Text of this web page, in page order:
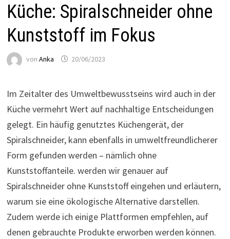
Küche: Spiralschneider ohne
Kunststoff im Fokus
von Anka 20/06/2023
Im Zeitalter des Umweltbewusstseins wird auch in der
Küche vermehrt Wert auf nachhaltige Entscheidungen
gelegt. Ein häufig genutztes Küchengerät, der
Spiralschneider, kann ebenfalls in umweltfreundlicherer
Form gefunden werden – nämlich ohne
Kunststoffanteile. werden wir genauer auf
Spiralschneider ohne Kunststoff eingehen und erläutern,
warum sie eine ökologische Alternative darstellen.
Zudem werde ich einige Plattformen empfehlen, auf
denen gebrauchte Produkte erworben werden können.